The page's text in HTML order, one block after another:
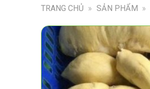
TRANG CHỦ » SẢN PHẨM »